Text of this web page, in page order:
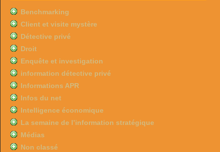
Benchmarking
Client et visite mystère
Détective privé
Droit
Enquête et investigation
information détective privé
Informations APR
Infos du net
Intelligence économique
La semaine de l’information stratégique
Médias
Non classé